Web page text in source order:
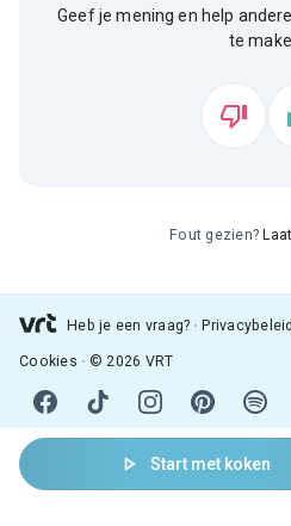
Start met koken
Geef je mening en help
te
Fout gezien?
Heb je een vraag? Privacybeleid
Cookies © 2026 VRT